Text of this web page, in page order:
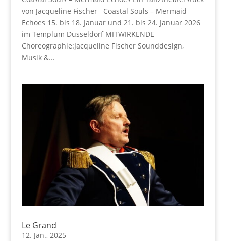
von Jacqueline Fischer Coastal Souls – Mermaid
Echoes 15. bis 18. Januar und 21. bis 24. Januar 2026
im Templum Düsseldorf MITWIRKENDE
Choreographie:Jacqueline Fischer Sounddesign,
Musik &...
Le Grand
12. Jan., 2025